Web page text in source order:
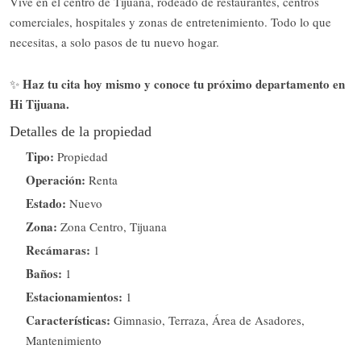
comerciales, hospitales y zonas de entretenimiento. Todo lo que
necesitas, a solo pasos de tu nuevo hogar.
✨ Haz tu cita hoy mismo y conoce tu próximo departamento en
Hi Tijuana.
Detalles de la propiedad
Tipo: Propiedad
Operación: Renta
Estado: Nuevo
Zona: Zona Centro, Tijuana
Recámaras: 1
Baños: 1
Estacionamientos: 1
Características: Gimnasio, Terraza, Área de Asadores,
Mantenimiento